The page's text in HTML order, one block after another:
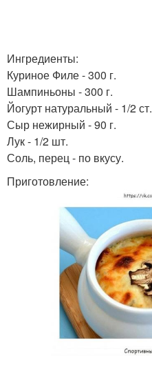
Ингредиенты:
Куриное Филе - 300 г.
Шампиньоны - 300 г.
Йогурт натуральный - 1/2 ст.
Сыр нежирный - 90 г.
Лук - 1/2 шт.
Соль, перец - по вкусу.
Приготовление: